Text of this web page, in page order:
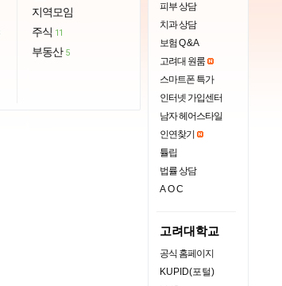
지역모임
주식 11
부동산 5
피부 상담
치과 상담
보험 Q & A
고려대 원룸
스마트폰 특가
인터넷 가입센터
남자 헤어스타일
인연찾기
튤립
법률 상담
AOC
고려대학교
공식 홈페이지
KUPID(포털)